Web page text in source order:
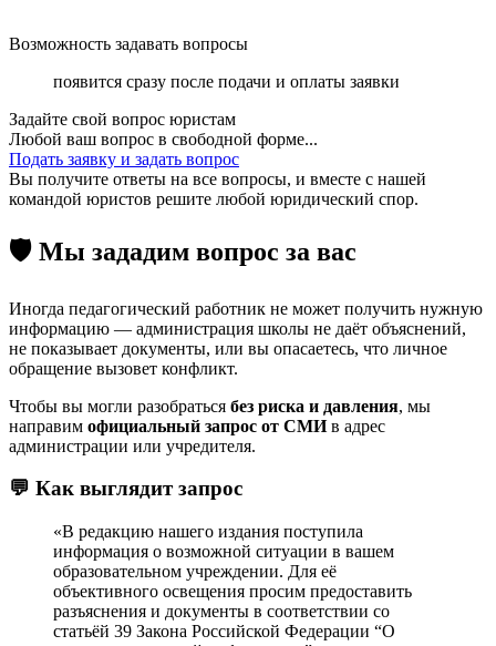
Возможность задавать вопросы
появится сразу после подачи и оплаты заявки
Задайте свой вопрос юристам
Любой ваш вопрос в свободной форме...
Подать заявку и задать вопрос
Вы получите ответы на все вопросы, и вместе с нашей
командой юристов решите любой юридический спор.
🛡 Мы зададим вопрос за вас
Иногда педагогический работник не может получить нужную
информацию — администрация школы не даёт объяснений,
не показывает документы, или вы опасаетесь, что личное
обращение вызовет конфликт.
Чтобы вы могли разобраться без риска и давления, мы
направим официальный запрос от СМИв адрес
администрации или учредителя.
💬 Как выглядит запрос
«В редакцию нашего издания поступила
информация о возможной ситуации в вашем
образовательном учреждении. Для её
объективного освещения просим предоставить
разъяснения и документы в соответствии со
статьёй 39 Закона Российской Федерации “О